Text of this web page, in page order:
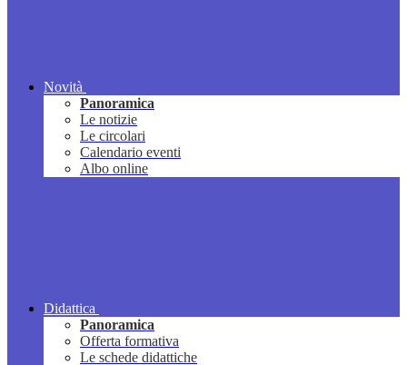
Novità
Panoramica
Le notizie
Le circolari
Calendario eventi
Albo online
Didattica
Panoramica
Offerta formativa
Le schede didattiche